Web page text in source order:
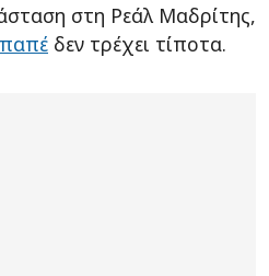
στη Ρεάλ Μαδρίτης,
δεν τρέχει τίποτα.